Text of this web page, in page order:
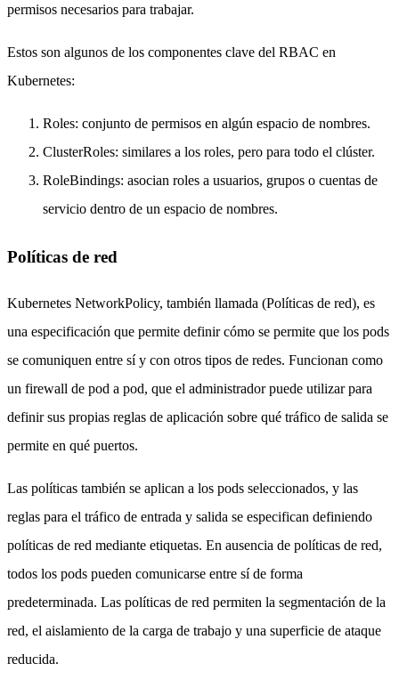
permisos necesarios para trabajar.
Estos son algunos de los componentes clave del RBAC en
Kubernetes:
Roles: conjunto de permisos en algún espacio de nombres.
ClusterRoles: similares a los roles, pero para todo el clúster.
RoleBindings: asocian roles a usuarios, grupos o cuentas de
servicio dentro de un espacio de nombres.
Políticas de red
Kubernetes NetworkPolicy, también llamada (Políticas de red), es
una especificación que permite definir cómo se permite que los pods
se comuniquen entre sí y con otros tipos de redes. Funcionan como
un firewall de pod a pod, que el administrador puede utilizar para
definir sus propias reglas de aplicación sobre qué tráfico de salida se
permite en qué puertos.
Las políticas también se aplican a los pods seleccionados, y las
reglas para el tráfico de entrada y salida se especifican definiendo
políticas de red mediante etiquetas. En ausencia de políticas de red,
todos los pods pueden comunicarse entre sí de forma
predeterminada. Las políticas de red permiten la segmentación de la
red, el aislamiento de la carga de trabajo y una superficie de ataque
reducida.